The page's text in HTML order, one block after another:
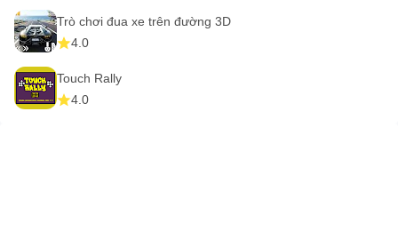
Trò chơi đua xe trên đường 3D
4.0
Touch Rally
4.0